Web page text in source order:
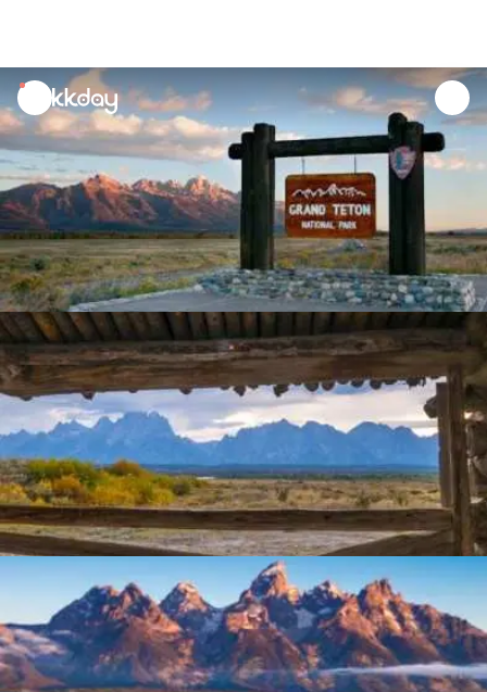
unread
notifications